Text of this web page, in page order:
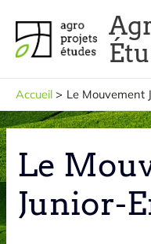
contenu
Accueil Le Mouvement
Le
Junior-